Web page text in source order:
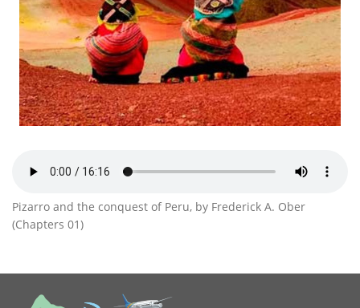
Pizarro and the conquest of Peru, by Frederick A. Ober
(Chapters 01)